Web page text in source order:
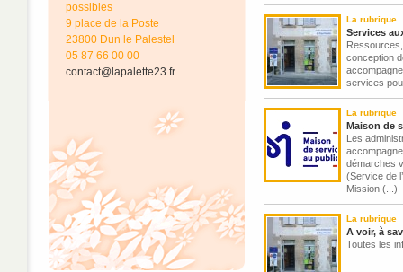
possibles
9 place de la Poste
23800 Dun le Palestel
05 87 66 00 00
contact@lapalette23.fr
La rubrique
Services
conception
services
La rubrique
Maison de
Les
démarches
(Service de
Mission (...)
La rubrique
A voir, à
Toutes les